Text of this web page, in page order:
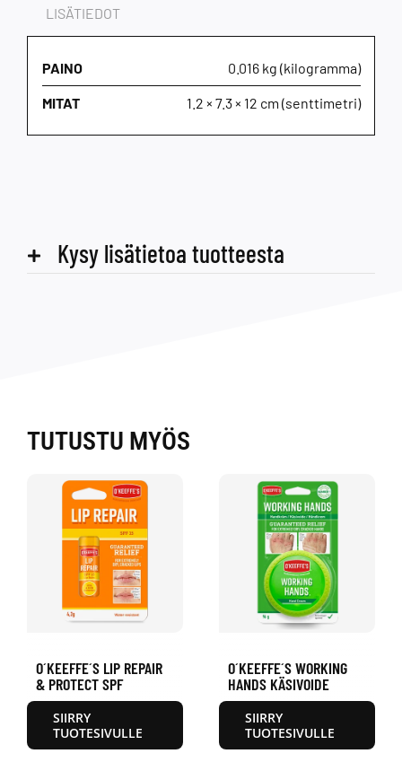
LISÄTIEDOT
PAINO 0.016 kg (kilogramma)
MITAT 1.2 × 7.3 × 12 cm (senttimetri)
Kysy lisätietoa tuotteesta
TUTUSTU MYÖS
O´KEEFFE´S LIP REPAIR
& PROTECT SPF
SIIRRY
TUOTESIVULLE
O´KEEFFE´S WORKING
HANDS KÄSIVOIDE
SIIRRY
TUOTESIVULLE